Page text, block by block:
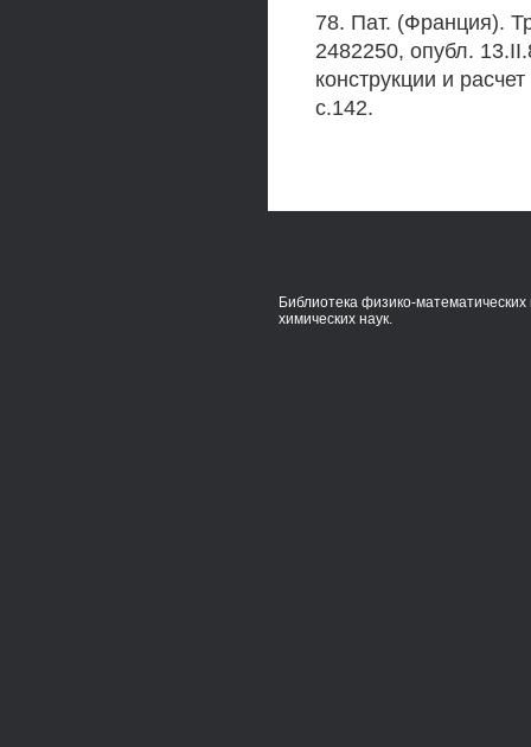
78. Пат. (Франция).
2482250, опубл.
конструкции и
с.142.
Библиотека физико-математических
химических наук.